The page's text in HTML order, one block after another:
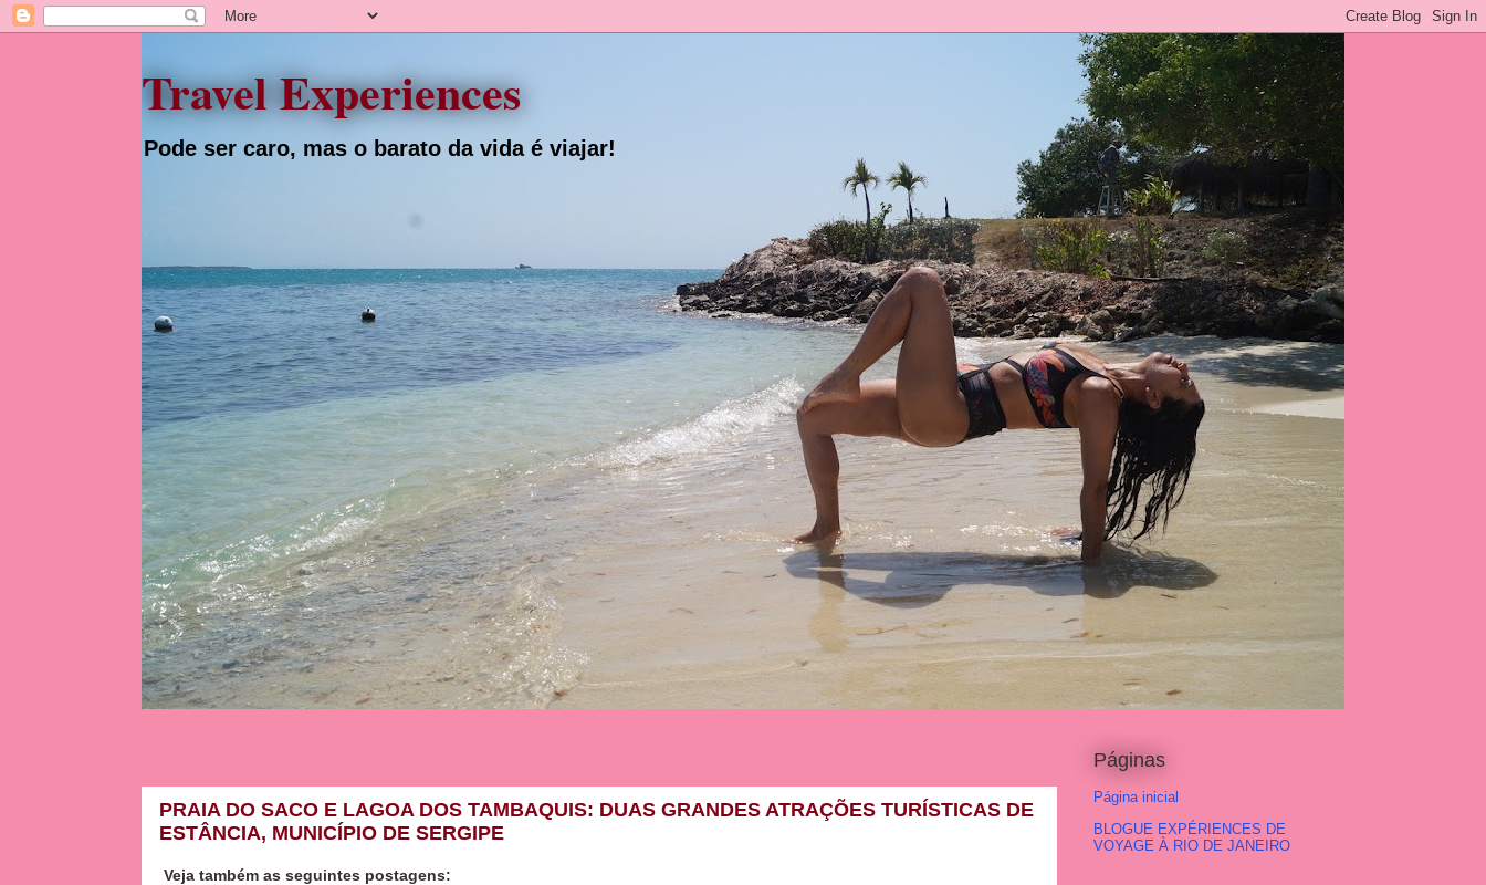
Travel Experiences
Pode ser caro, mas o barato da vida é viajar!
PRAIA DO SACO E LAGOA DOS TAMBAQUIS: DUAS GRANDES ATRAÇÕES TURÍSTICAS DE
ESTÂNCIA, MUNICÍPIO DE SERGIPE
Veja também as seguintes postagens:
Páginas
Página inicial
BLOGUE EXPÉRIENCES DE
VOYAGE À RIO DE JANEIRO